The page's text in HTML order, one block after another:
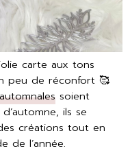
carte aux tons
peu de réconfort 🥰
soient
ils se
créations tout en
de l’année.